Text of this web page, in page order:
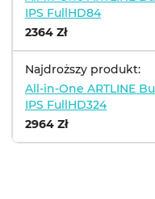
IPS FullHD84
2364 Zł
Najdroższy produkt:
All-in-One ARTLINE
IPS FullHD324
2964 Zł